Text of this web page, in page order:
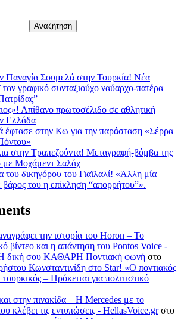
Αναζήτηση
Παναγία Σουμελά στην Τουρκία! Νέα
γραφικό συνταξιούχο ναύαρχο-πατέρα
Απίθανο πρωτοσέλιδο σε αθλητική
Ελλάδα
στην Κω για την παράσταση «Σέρρα
στην Τραπεζούντα! Μεταγραφή-βόμβα της
με Μοχάμεντ Σαλάχ
του δικηγόρου του Γιαϊλαλί! «Άλλη μία
του η επίκληση “απορρήτου”».
την ιστορία του Horon – Το
βίντεο και η απάντηση του Pontos Voice -
δική σου ΚΑΘΑΡΗ Ποντιακή φωνή στο
Κωνσταντινίδη στο Star! «Ο ποντιακός
τουρκικός – Πρόκειται για πολιτιστικό
στην πινακίδα – Η Mercedes με το
κλέβει τις εντυπώσεις - HellasVoice.grστο